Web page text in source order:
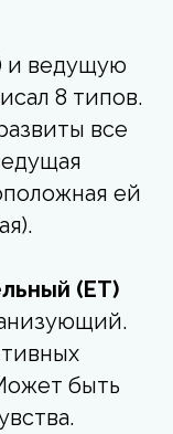
и ведущую
8 типов.
все
ей
(ET)
быть